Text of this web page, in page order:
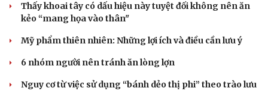
Thấy khoai tây có dấu hiệu này tuyệt đối không nên ăn
kẻo “mang họa vào thân"
Mỹ phẩm thiên nhiên: Những lợi ích và điều cần lưu ý
6 nhóm người nên tránh ăn lòng lợn
Nguy cơ từ việc sử dụng “bánh dẻo thị phi” theo trào lưu